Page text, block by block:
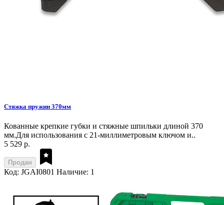
Стяжка пружин 370мм
Кованные крепкие губки и стяжные шпильки длиной 370
мм.Для использования с 21-миллиметровым ключом и..
5 529 р.
Продан
Код: JGAI0801 Наличие: 1